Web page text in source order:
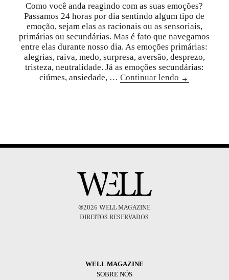
Como você anda reagindo com as suas emoções?
Passamos 24 horas por dia sentindo algum tipo de
emoção, sejam elas as racionais ou as sensoriais,
primárias ou secundárias. Mas é fato que navegamos
entre elas durante nosso dia. As emoções primárias:
alegrias, raiva, medo, surpresa, aversão, desprezo,
tristeza, neutralidade. Já as emoções secundárias:
ciúmes, ansiedade, …Continuar lendo
®2026 WELL MAGAZINE
DIREITOS RESERVADOS
WELL MAGAZINE
SOBRE NÓS